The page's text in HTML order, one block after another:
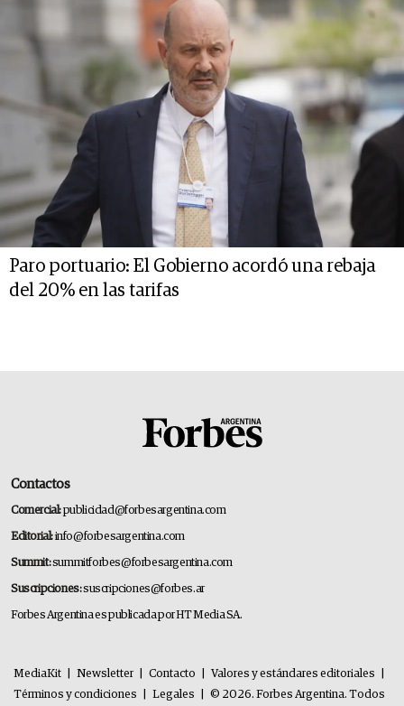
Paro portuario: El Gobierno acordó una rebaja
del 20% en las tarifas
Contactos
Comercial:publicidad@forbesargentina.com
Editorial:info@forbesargentina.com
Summit:summitforbes@forbesargentina.com
Suscripciones:suscripciones@forbes.ar
Forbes Argentina es publicada por HT Media SA.
MediaKit Newsletter Contacto Valores y estándares editoriales
Términos y condiciones
Legales © 2026. Forbes Argentina. Todos